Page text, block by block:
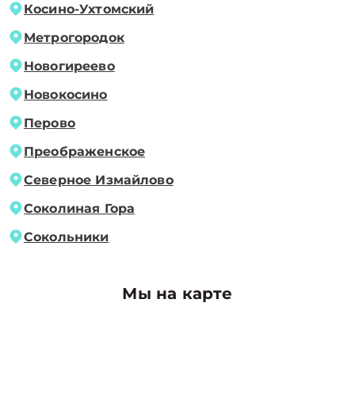
Косино-Ухтомский
Метрогородок
Новогиреево
Новокосино
Перово
Преображенское
Северное Измайлово
Соколиная Гора
Сокольники
Мы на карте